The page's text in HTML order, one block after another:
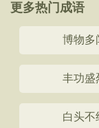
更多热门成语
博物多
丰功盛
白头不